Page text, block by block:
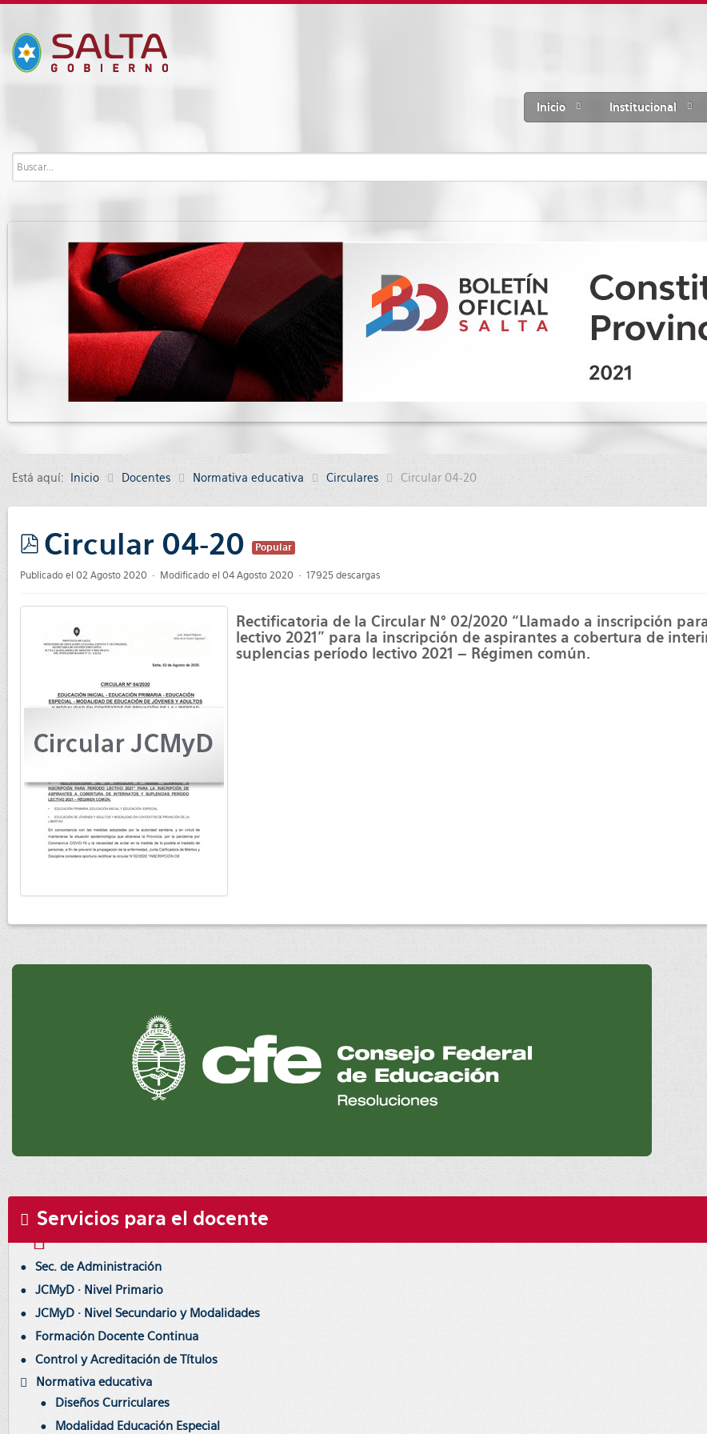
Inicio Institucional
Está aquí: Inicio Docentes Normativa educativa Circulares Circular 04-20
Circular 04-20 Popular
Publicado el 02 Agosto 2020 Modificado el 04 Agosto 2020 17925 descargas
Rectificatoria de la Circular N° 02/2020 “Llamado a inscripción
lectivo 2021” para la inscripción de aspirantes a cobertura de
suplencias período lectivo 2021 – Régimen común.
Servicios para el docente
Sec. de Administración
JCMyD · Nivel Primario
JCMyD · Nivel Secundario y Modalidades
Formación Docente Continua
Control y Acreditación de Títulos
Normativa educativa
Diseños Curriculares
Modalidad Educación Especial